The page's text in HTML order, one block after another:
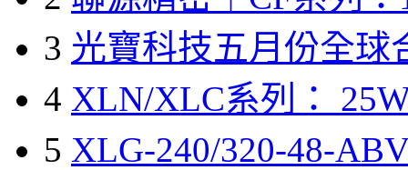
3 光寶科技五月份全球
4 XLN/XLC系列：
5 XLG-240/320-48-